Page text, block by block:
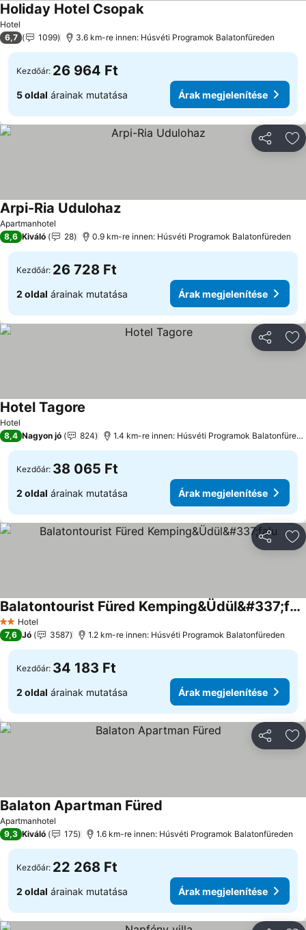
Hotel
Holiday Hotel CsopakÁrak megjelenítése
6,7 1099 3.6 km-re innen: Húsvéti Programok Balatonfüreden
Kezdőár: 26 964 Ft
5 oldal árainak mutatása Árak megjelenítése
Apartmanhotel
Arpi-Ria UdulohazÁrak megjelenítése
8,6 Kiváló 28 0.9 km-re innen: Húsvéti Programok Balatonfüreden
Kezdőár: 26 728 Ft
2 oldal árainak mutatása Árak megjelenítése
Hotel
Hotel Tagore
8,4 Nagyon jó 824 1.4 km-re innen: Húsvéti Programok
Kezdőár: 38 065 Ft
2 oldal árainak mutatása Árak megjelenítése
2 Kategória
Hotel
Balatontourist Füred Kemping&Üdül&#337;falu
Árak megjelenítése
7,6 Jó 3587 1.2 km-re innen: Húsvéti Programok Balatonfüreden
Kezdőár: 34 183 Ft
2 oldal árainak mutatása Árak megjelenítése
Apartmanhotel
Balaton Apartman Füred
9,3 Kiváló 175 1.6 km-re innen: Húsvéti Programok Balatonfüreden
Kezdőár: 22 268 Ft
2 oldal árainak mutatása Árak megjelenítése